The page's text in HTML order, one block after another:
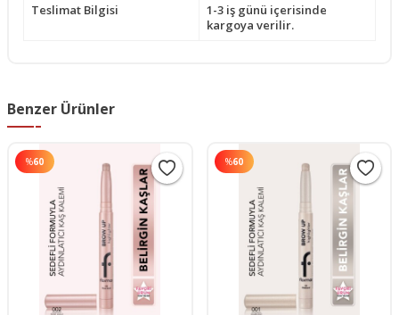
Teslimat Bilgisi
1-3 iş günü içerisinde
kargoya verilir.
Benzer Ürünler
%60 %60